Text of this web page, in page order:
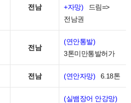
전남
+자망)
드림=>
전남권
전남
(연안통발)
3톤미만통발허가
전남 (연안자망) 6.18톤
(실뱀장어 안강망)